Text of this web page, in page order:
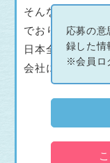
そんな想いを大
でおります。
日本全国からだ
会社に訪れ、全
応募の意
録した情
※会員ロ